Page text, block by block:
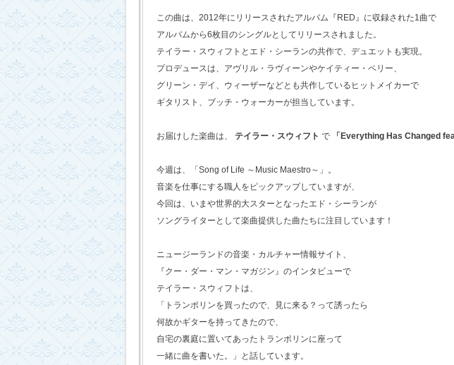
この曲は、2012年にリリースされたアルバム『RED』に収録された1曲で
アルバムから6枚目のシングルとしてリリースされました。
テイラー・スウィフトとエド・シーランの共作で、デュエットも実現。
プロデュースは、アヴリル・ラヴィーンやケイティー・ペリー、
グリーン・デイ、ウィーザーなどとも共作しているヒットメイカーで
ギタリスト、ブッチ・ウォーカーが担当しています。
お届けした楽曲は、 テイラー・スウィフト で 「Everything Has Changed
今週は、「Song of Life ～Music Maestro～」。
音楽を仕事にする職人をピックアップしていますが、
今回は、いまや世界的大スターとなったエド・シーランが
ソングライターとして楽曲提供した曲たちに注目しています！
ニュージーランドの音楽・カルチャー情報サイト、
『クー・ダー・マン・マガジン』のインタビューで
テイラー・スウィフトは、
「トランポリンを買ったので、見に来る？って誘ったら
何故かギターを持ってきたので、
自宅の裏庭に置いてあったトランポリンに座って
一緒に曲を書いた。」と話しています。